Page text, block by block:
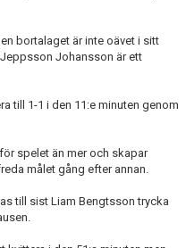
bortalaget är inte oävet i sitt
Johansson är ett
till 1-1 i den 11:e minuten genom
spelet än mer och skapar
målet gång efter annan.
till sist Liam Bengtsson trycka